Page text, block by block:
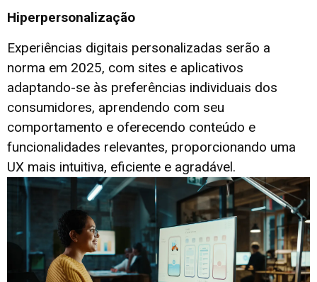
Hiperpersonalização
Experiências digitais personalizadas serão a
norma em 2025, com sites e aplicativos
adaptando-se às preferências individuais dos
consumidores, aprendendo com seu
comportamento e oferecendo conteúdo e
funcionalidades relevantes, proporcionando uma
UX mais intuitiva, eficiente e agradável.